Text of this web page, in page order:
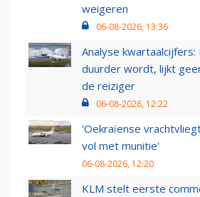
weigeren
06-08-2026, 13:36
Analyse kwartaalcijfers:
duurder wordt, lijkt
de reiziger
06-08-2026, 12:22
'Oekraïense
vol met munitie'
06-08-2026, 12:20
KLM stelt eerste